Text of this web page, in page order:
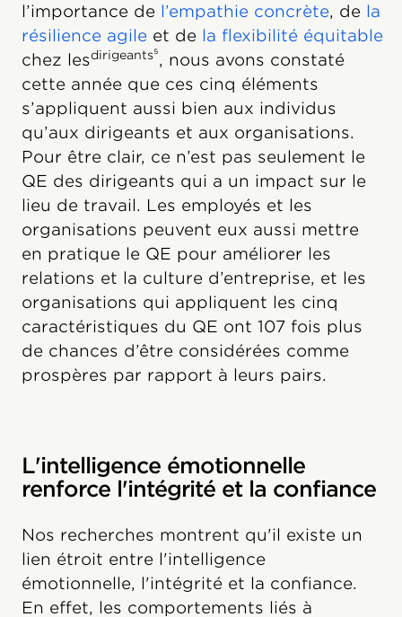
l’importance de l’empathie concrète, de la
résilience agile et de la flexibilité équitable
chez lesdirigeants⁵, nous avons constaté
cette année que ces cinq éléments
s’appliquent aussi bien aux individus
qu’aux dirigeants et aux organisations.
Pour être clair, ce n’est pas seulement le
QE des dirigeants qui a un impact sur le
lieu de travail. Les employés et les
organisations peuvent eux aussi mettre
en pratique le QE pour améliorer les
relations et la culture d’entreprise, et les
organisations qui appliquent les cinq
caractéristiques du QE ont 107 fois plus
de chances d’être considérées comme
prospères par rapport à leurs pairs.
L'intelligence émotionnelle
renforce l'intégrité et la confiance
Nos recherches montrent qu'il existe un
lien étroit entre l'intelligence
émotionnelle, l'intégrité et la confiance.
En effet, les comportements liés à